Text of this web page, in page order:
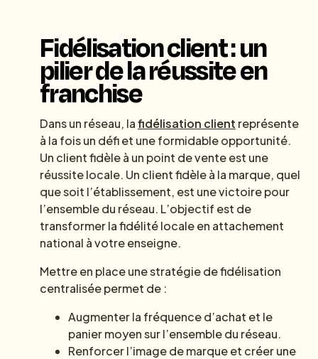
Fidélisation client : un
pilier de la réussite en
franchise
Dans un réseau, lafidélisation client représente
à la fois un défi et une formidable opportunité.
Un client fidèle à un point de vente est une
réussite locale. Un client fidèle à la marque, quel
que soit l’établissement, est une victoire pour
l’ensemble du réseau. L’objectif est de
transformer la fidélité locale en attachement
national à votre enseigne.
Mettre en place une stratégie de fidélisation
centralisée permet de :
Augmenter la fréquence d’achat et le
panier moyen sur l’ensemble du réseau.
Renforcer l’image de marque et créer une